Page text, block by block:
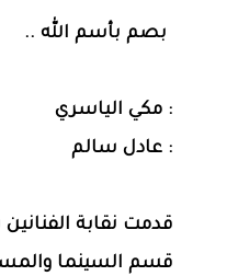
بصم بأسم الله ..
: مكي الياسري
: عادل سالم
قدمت نقابة
قسم السينما